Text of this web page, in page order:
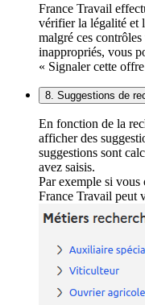
France Travail
vérifier la légalité et
malgré ces
inappropriés, vous
« Signaler cette
8. Suggestions de
En fonction de la
afficher des
suggestions sont
avez saisis.
Par exemple si
France Travail peut